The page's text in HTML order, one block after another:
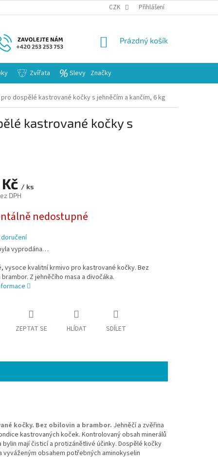
CZK Přihlášení
NÁKUPNÍ
Prázdný košík
Zvířata Slevy Značky
dospělé kastrované kočky s jehněčím a kančím, 6 kg
kastrované kočky s
/ ks
DPH
nedostupné
vyprodána…
vysoce kvalitní krmivo pro kastrované kočky. Bez
Z jehněčího masa a divočáka.
ZEPTAT SE HLÍDAT SDÍLET
kočky. Bez obilovin a brambor. Jehněčí a zvěřina
kastrovaných koček. Kontrolovaný obsah minerálů
mají čisticí a protizánětlivé účinky. Dospělé kočky
obsahem potřebných aminokyselin